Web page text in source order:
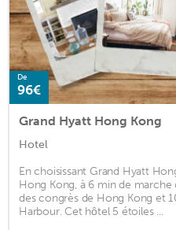
De
96€
Grand Hyatt Hong Kong
Hotel
En choisissant Grand Hyatt
Hong Kong, à 6 min de
des congrès de Hong Kong et
Harbour. Cet hôtel 5 étoiles ...